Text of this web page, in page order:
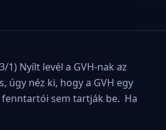
1) Nyílt levél a GVH-nak az
úgy néz ki, hogy a GVH egy
sem tartják be. Ha